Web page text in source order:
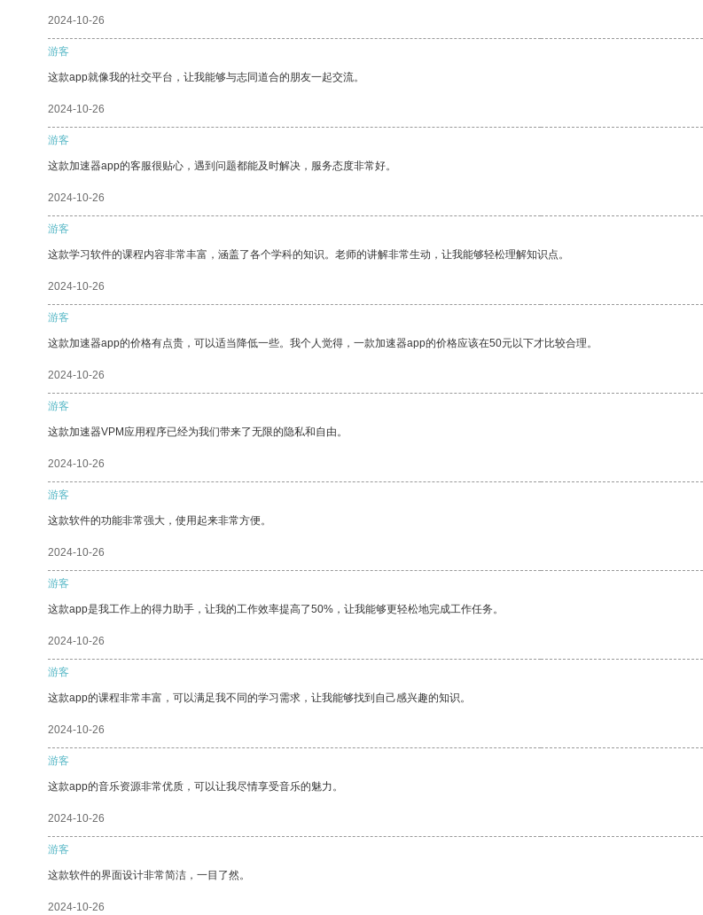
2024-10-26
游客
这款app就像我的社交平台，让我能够与志同道合的朋友一起交流。
2024-10-26
游客
这款加速器app的客服很贴心，遇到问题都能及时解决，服务态度非常好。
2024-10-26
游客
这款学习软件的课程内容非常丰富，涵盖了各个学科的知识。老师的讲解非常生动，让我能够轻松理解知识点。
2024-10-26
游客
这款加速器app的价格有点贵，可以适当降低一些。我个人觉得，一款加速器app的价格应该在50元以下才比较合理。
2024-10-26
游客
这款加速器VPM应用程序已经为我们带来了无限的隐私和自由。
2024-10-26
游客
这款软件的功能非常强大，使用起来非常方便。
2024-10-26
游客
这款app是我工作上的得力助手，让我的工作效率提高了50%，让我能够更轻松地完成工作任务。
2024-10-26
游客
这款app的课程非常丰富，可以满足我不同的学习需求，让我能够找到自己感兴趣的知识。
2024-10-26
游客
这款app的音乐资源非常优质，可以让我尽情享受音乐的魅力。
2024-10-26
游客
这款软件的界面设计非常简洁，一目了然。
2024-10-26